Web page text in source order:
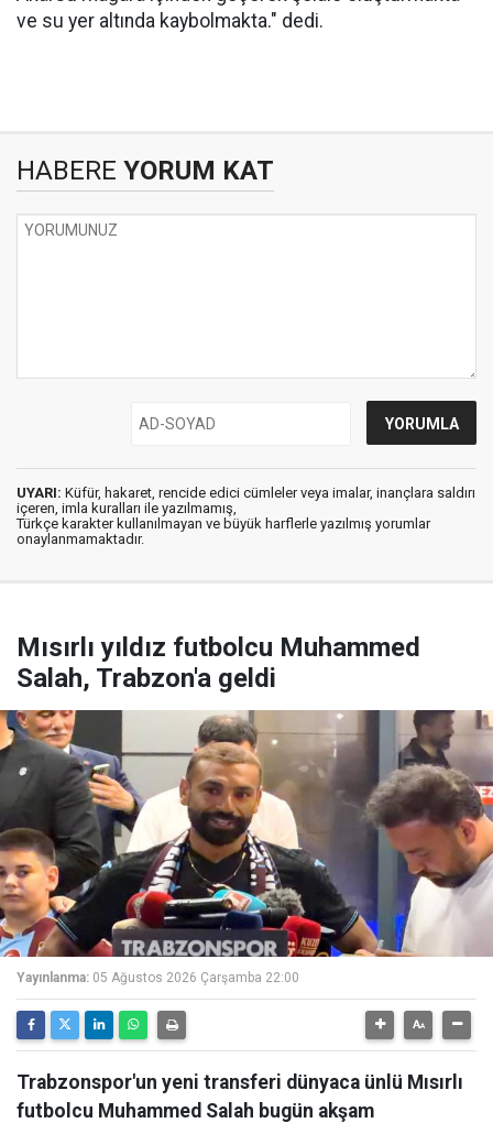
ve su yer altında kaybolmakta." dedi.
HABERE YORUM KAT
UYARI: Küfür, hakaret, rencide edici cümleler veya imalar, inançlara saldırı
içeren, imla kuralları ile yazılmamış,
Türkçe karakter kullanılmayan ve büyük harflerle yazılmış yorumlar
onaylanmamaktadır.
Mısırlı yıldız futbolcu Muhammed
Salah, Trabzon'a geldi
Yayınlanma: 05 Ağustos 2026 Çarşamba 22:00
Trabzonspor'un yeni transferi dünyaca ünlü Mısırlı
futbolcu Muhammed Salah bugün akşam